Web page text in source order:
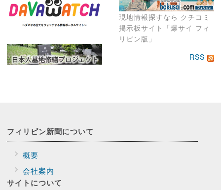
現地情報探すなら クチコミ
掲示板サイト「爆サイ フィ
リピン版」
RSS
フィリピン新聞について
概要
会社案内
サイトについて